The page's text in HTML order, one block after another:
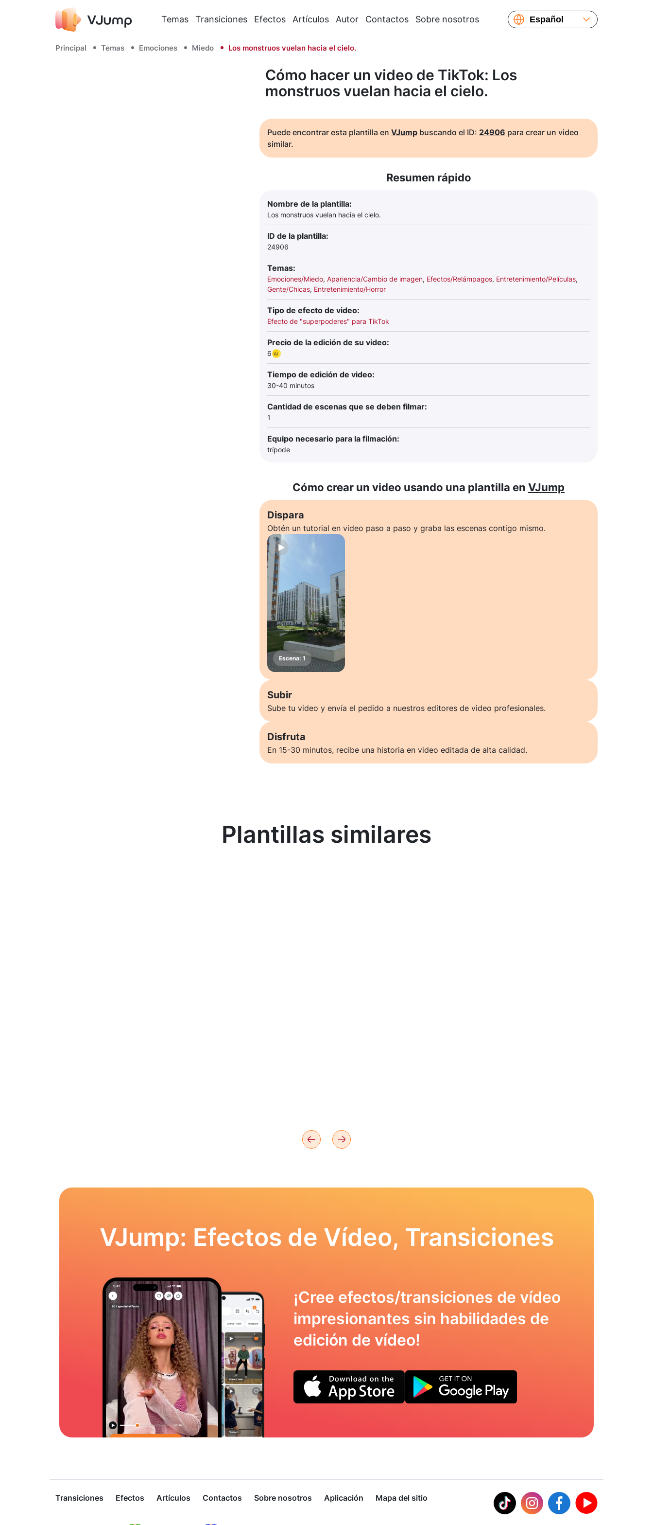
Temas Transiciones Efectos Artículos Autor Contactos Sobre nosotros
Español
Principal Temas Emociones Miedo Los monstruos vuelan hacia el cielo.
Cómo hacer un video de TikTok: Los
monstruos vuelan hacia el cielo.
Puede encontrar esta plantilla en VJump buscando el ID: 24906 para crear un video
similar.
Resumen rápido
Nombre de la plantilla:
Los monstruos vuelan hacia el cielo.
ID de la plantilla:
24906
Temas:
Emociones/Miedo, Apariencia/Cambio de imagen, Efectos/Relámpagos, Entretenimiento/Películas,
Gente/Chicas, Entretenimiento/Horror
Tipo de efecto de video:
Efecto de "superpoderes" para TikTok
Precio de la edición de su video:
6
Tiempo de edición de video:
30-40 minutos
Cantidad de escenas que se deben filmar:
1
Equipo necesario para la filmación:
trípode
Cómo crear un video usando una plantilla en VJump
Dispara
Obtén un tutorial en video paso a paso y graba las escenas contigo mismo.
Subir
Sube tu video y envía el pedido a nuestros editores de video profesionales.
Disfruta
En 15-30 minutos, recibe una historia en video editada de alta calidad.
Plantillas similares
VJump: Efectos de Vídeo, Transiciones
¡Cree efectos/transiciones de vídeo
impresionantes sin habilidades de
edición de vídeo!
Transiciones Efectos Artículos Contactos Sobre nosotros Aplicación Mapa del sitio